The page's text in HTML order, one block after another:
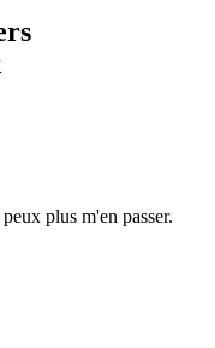
plus m'en passer.